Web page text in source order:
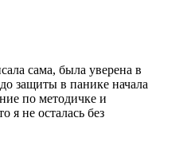
сама, была уверена в
защиты в панике начала
по методичке и
я не осталась без